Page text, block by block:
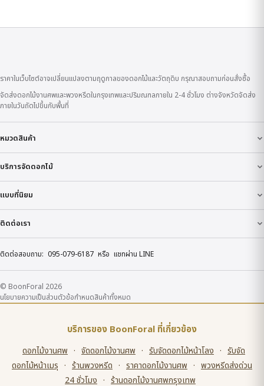
ราคาในเว็บไซต์อาจเปลี่ยนแปลงตามฤดูกาลของดอกไม้และวัตถุดิบ กรุณาสอบถามก่อนสั่งซื้อ
จัดส่งดอกไม้งานศพและพวงหรีดในกรุงเทพและปริมณฑลภายใน 2-4 ชั่วโมง ต่างจังหวัดจัดส่ง
ภายในวันถัดไปขึ้นกับพื้นที่
หมวดสินค้า
บริการจัดดอกไม้
แบบที่นิยม
ติดต่อเรา
ติดต่อสอบถาม: 095-079-6187 หรือ แชทผ่าน LINE
© BoonForal 2026
นโยบายความเป็นส่วนตัวข้อกำหนดสินค้าทั้งหมด
บริการของ BoonForal ที่เกี่ยวข้อง
ดอกไม้งานศพ · จัดดอกไม้งานศพ · รับจัดดอกไม้หน้าโลง · รับจัด
ดอกไม้หน้าเมรุ · ร้านพวงหรีด · ราคาดอกไม้งานศพ · พวงหรีดส่งด่วน
24 ชั่วโมง · ร้านดอกไม้งานศพกรุงเทพ